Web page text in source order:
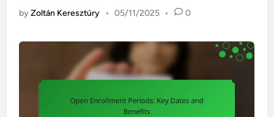
byZoltán Keresztúry • 05/11/2025 • 0